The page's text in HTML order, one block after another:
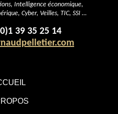
Intelligence économique,
Cyber, Veilles, TIC, SSI …
39 35 25 14